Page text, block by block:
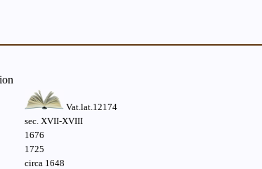
Vat.lat.12174
sec. XVII-XVIII
1676
1725
circa 1648